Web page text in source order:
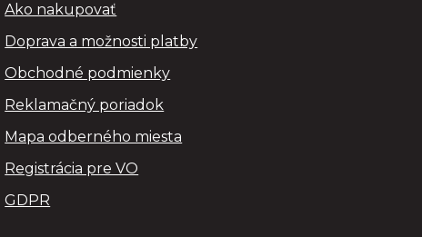
Ako nakupovať
Doprava a možnosti platby
Obchodné podmienky
Reklamačný poriadok
Mapa odberného miesta
Registrácia pre VO
GDPR